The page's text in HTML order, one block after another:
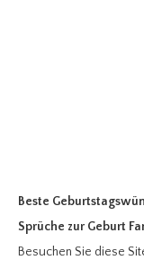
Beste
Sprüche zur Geburt
Besuchen Sie diese